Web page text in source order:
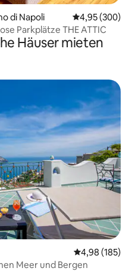
di Napoli
4,95 (300)
Parkplätze THE ATTIC
Häuser mieten
4,98 (185)
Meer und Bergen